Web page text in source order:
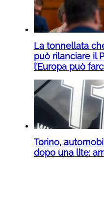
La tonnellata
può rilanciare il
l’Europa può
Torino,
dopo una lite: